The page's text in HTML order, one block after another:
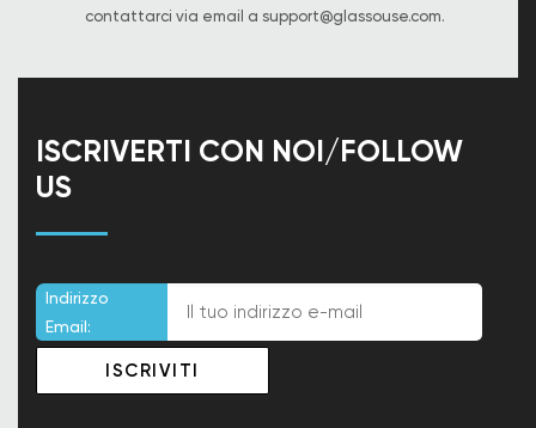
contattarci via email a support@glassouse.com.
ISCRIVERTI CON NOI/FOLLOW
US
Indirizzo
Email: